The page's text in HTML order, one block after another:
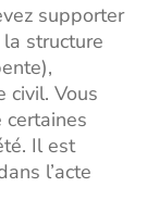
supporter
structure
civil. Vous
Il est
l’acte